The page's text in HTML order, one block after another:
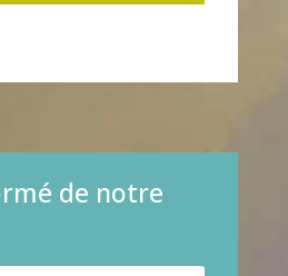
de notre